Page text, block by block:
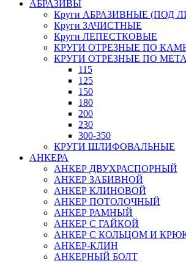
АБРАЗИВЫ
Круги АБРАЗИВНЫЕ (ПОД
Круги ЗАЧИСТНЫЕ
Круги ЛЕПЕСТКОВЫЕ
КРУГИ ОТРЕЗНЫЕ ПО
КРУГИ ОТРЕЗНЫЕ ПО
115
125
150
180
200
230
300-350
КРУГИ ШЛИФОВАЛЬНЫЕ
АНКЕРА
АНКЕР ДВУХРАСПОРНЫЙ
АНКЕР ЗАБИВНОЙ
АНКЕР КЛИНОВОЙ
АНКЕР ПОТОЛОЧНЫЙ
АНКЕР РАМНЫЙ
АНКЕР С ГАЙКОЙ
АНКЕР С КОЛЬЦОМ И
АНКЕР-КЛИН
АНКЕРНЫЙ БОЛТ